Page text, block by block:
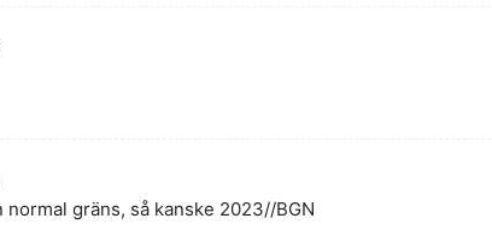
normal gräns, så kanske 2023//BGN